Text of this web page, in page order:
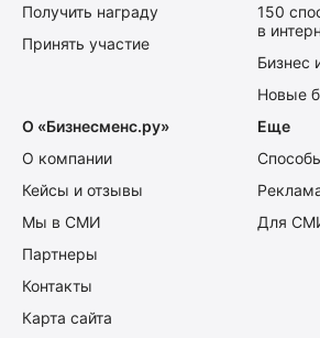
Получить награду
Принять участие
150
в
Бизнес
Новые
О «Бизнесменс.ру»
О компании
Кейсы и отзывы
Мы в СМИ
Партнеры
Контакты
Карта сайта
Еще
Для